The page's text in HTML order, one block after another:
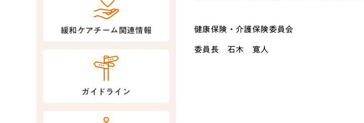
緩和ケアチーム関連情報
ガイドライン
健康保険・介護保険委員会
委員長 石木 寛人